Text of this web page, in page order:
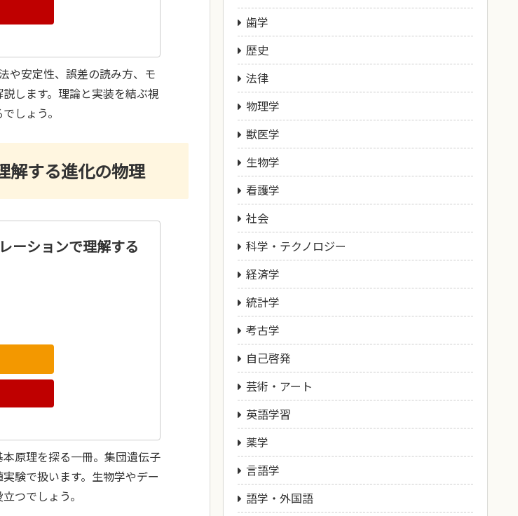
や安定性、誤差の読み方、モ
します。理論と実装を結ぶ視
しょう。
解する進化の物理
ーションで理解する
原理を探る一冊。集団遺伝子
験で扱います。生物学やデー
つでしょう。
歯学
歴史
法律
物理学
獣医学
生物学
看護学
社会
科学・テクノロジー
経済学
統計学
考古学
自己啓発
芸術・アート
英語学習
薬学
言語学
語学・外国語